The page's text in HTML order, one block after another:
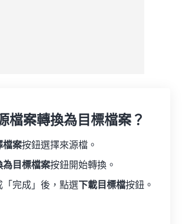
檔案轉換為目標檔案？
檔案按鈕選擇來源檔。
為目標檔案按鈕開始轉換。
「完成」後，點選 下載目標檔按鈕。